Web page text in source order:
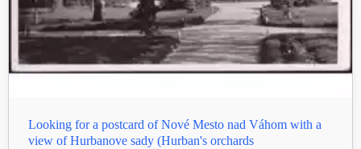
Looking for a postcard of Nové Mesto nad Váhom with a
view of Hurbanove sady (Hurban's orchards